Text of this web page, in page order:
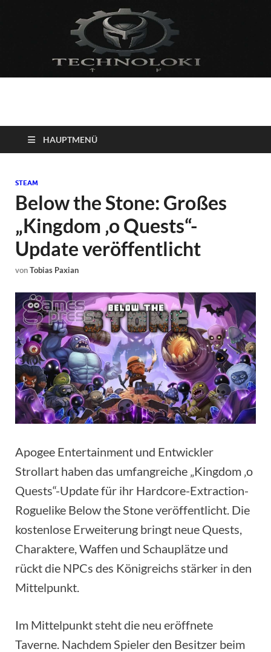
Technoloki: Gaming
und Entertainment
News
Blockbuster, Indie-Perlen und Retro-Klassiker.
HAUPTMENÜ
STEAM
Below the Stone: Großes
„Kingdom ‚o Quests“-
Update veröffentlicht
vonTobias Paxian
Apogee Entertainment und Entwickler
Strollart haben das umfangreiche „Kingdom ‚o
Quests“-Update für ihr Hardcore-Extraction-
Roguelike Below the Stone veröffentlicht. Die
kostenlose Erweiterung bringt neue Quests,
Charaktere, Waffen und Schauplätze und
rückt die NPCs des Königreichs stärker in den
Mittelpunkt.
Im Mittelpunkt steht die neu eröffnete
Taverne. Nachdem Spieler den Besitzer beim